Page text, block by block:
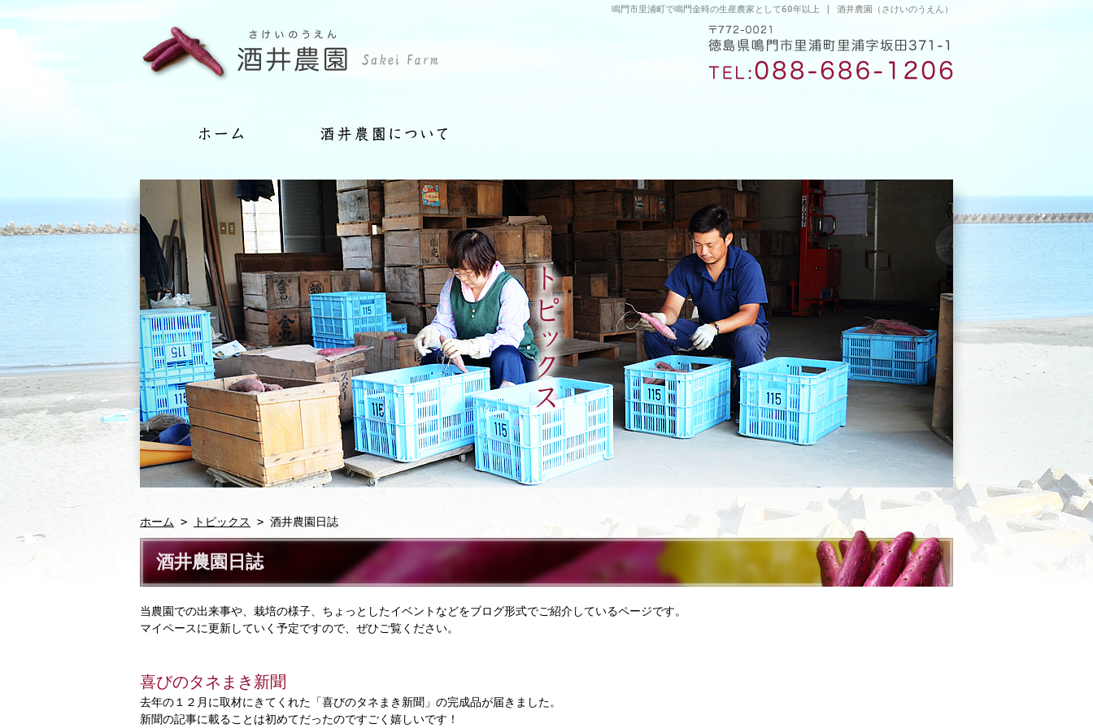
鳴門市里浦町で鳴門金時の生産農家として60年以上 | 酒井農園（さけいのうえん）
ホーム > トピックス > 酒井農園日誌
酒井農園日誌
当農園での出来事や、栽培の様子、ちょっとしたイベントなどをブログ形式でご紹介しているページです。
マイペースに更新していく予定ですので、ぜひご覧ください。
喜びのタネまき新聞
去年の１２月に取材にきてくれた「喜びのタネまき新聞」の完成品が届きました。
新聞の記事に載ることは初めてだったのですごく嬉しいです！